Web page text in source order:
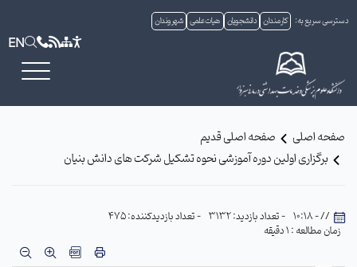
دسترسی سریع به: کارمندان دانشجویان هیات علمی شهروندان
EN
صفحه اصلی
صفحه اصلی قدیم
برگزاری اولین دوره آموزشی نحوه تشکیل شرکت های دانش بنیان
// - 10:18 - تعداد بازدید: 3132
- تعداد بازدیدکننده: 475
زمان مطالعه : 1 دقیقه